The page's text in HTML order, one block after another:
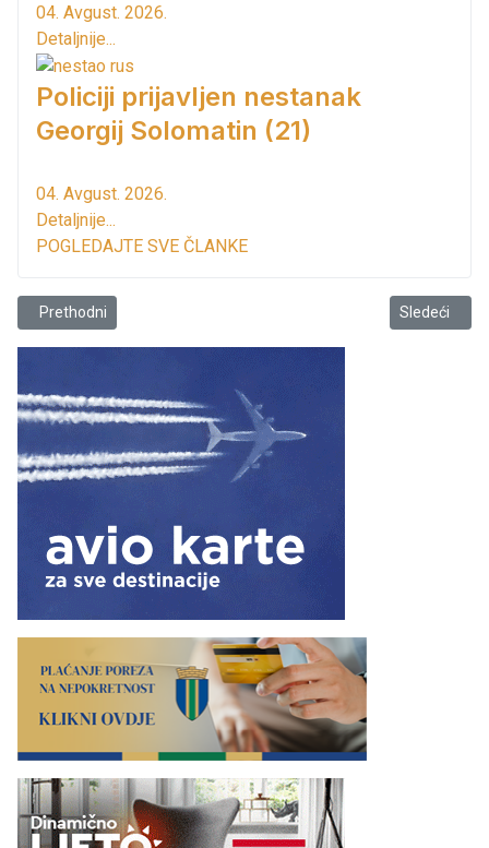
04. Avgust. 2026.
Detaljnije...
Policiji prijavljen nestanak
Georgij Solomatin (21)
04. Avgust. 2026.
Detaljnije...
POGLEDAJTE SVE ČLANKE
Prethodni članak: FOTO: Generalka u Ostrosu
Prethodni Sledeći
Sledeći